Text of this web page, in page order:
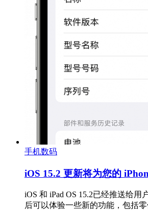
手机数码
iOS 15.2 更新将为您的
iOS 和 iPad OS 15.2已经推送给用
后可以体验一些新的功能，包括零